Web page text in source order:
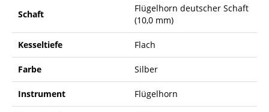
Schaft
Flügelhorn deutscher Schaft
(10,0 mm)
Kesseltiefe Flach
Farbe Silber
Instrument Flügelhorn